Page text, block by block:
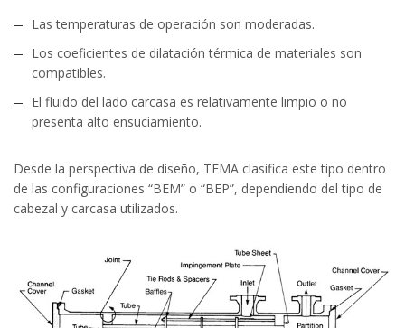
Las temperaturas de operación son moderadas.
Los coeficientes de dilatación térmica de materiales son
compatibles.
El fluido del lado carcasa es relativamente limpio o no
presenta alto ensuciamiento.
Desde la perspectiva de diseño, TEMA clasifica este tipo dentro
de las configuraciones “BEM” o “BEP”, dependiendo del tipo de
cabezal y carcasa utilizados.